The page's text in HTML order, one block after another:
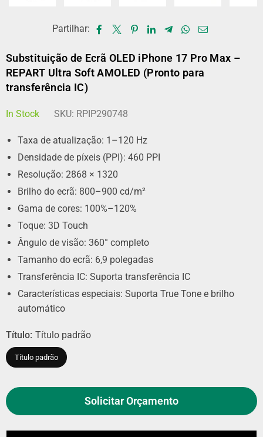
Partilhar:
Substituição de Ecrã OLED iPhone 17 Pro Max –
REPART Ultra Soft AMOLED (Pronto para
transferência IC)
In Stock SKU: RPIP290748
Taxa de atualização: 1–120 Hz
Densidade de píxeis (PPI): 460 PPI
Resolução: 2868 × 1320
Brilho do ecrã: 800–900 cd/m²
Gama de cores: 100%–120%
Toque: 3D Touch
Ângulo de visão: 360° completo
Tamanho do ecrã: 6,9 polegadas
Transferência IC: Suporta transferência IC
Características especiais: Suporta True Tone e brilho
automático
Título: Título padrão
Título padrão
Solicitar Orçamento